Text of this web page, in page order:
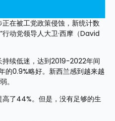
在被工党政策侵蚀，新统计数
动党领导人大卫·西摩（David
持续低迷，达到2019-2022年间
的0.9%略好。新西兰感到越来越
。
了44%。但是，没有足够的生